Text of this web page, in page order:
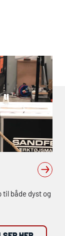
til både dyst og